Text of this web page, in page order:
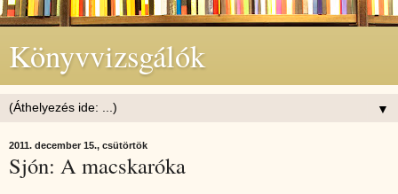
Könyvvizsgálók
▼
2011. december 15., csütörtök
Sjón: A macskaróka